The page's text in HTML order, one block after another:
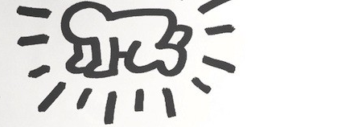
AJOUTER AU PANIER /